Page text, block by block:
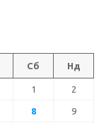
Сб Нд
1 2
8 9